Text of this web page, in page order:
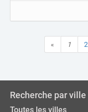
« 1 2
Recherche par ville
Toutes les villes